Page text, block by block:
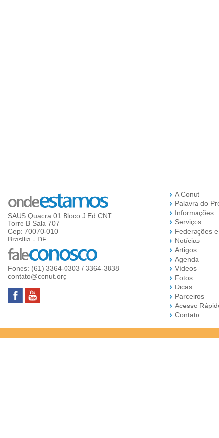
SAUS Quadra 01 Bloco J Ed CNT
Torre B Sala 707
Cep: 70070-010
Brasília - DF
Fones: (61) 3364-0303 / 3364-3838
contato@conut.org
A Conut
Palavra do
Informações
Serviços
Federações
Notícias
Artigos
Agenda
Vídeos
Fotos
Dicas
Parceiros
Acesso
Contato